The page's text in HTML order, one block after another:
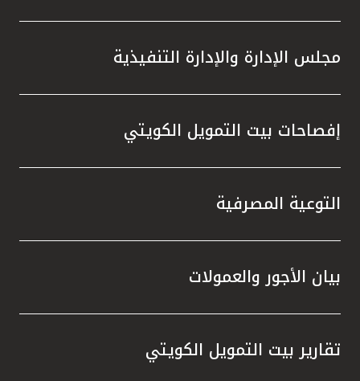
مجلس الإدارة والإدارة التنفيذية
إفصاحات بيت التمويل الكويتي
التوعية المصرفية
بيان الأجور والعمولات
تقارير بيت التمويل الكويتي